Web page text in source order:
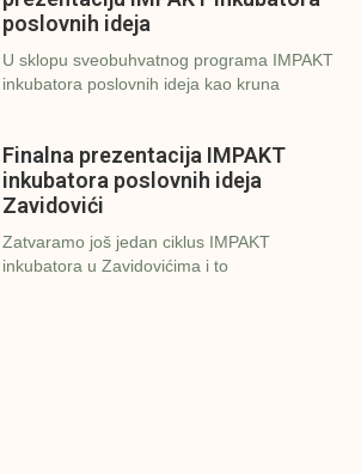
poslovnih ideja
U sklopu sveobuhvatnog programa IMPAKT
inkubatora poslovnih ideja kao kruna
Finalna prezentacija IMPAKT
inkubatora poslovnih ideja
Zavidovići
Zatvaramo još jedan ciklus IMPAKT
inkubatora u Zavidovićima i to